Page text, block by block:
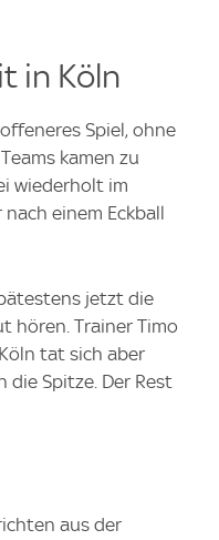
in Köln
Spiel, ohne
kamen zu
wiederholt im
einem Eckball
jetzt die
hören. Trainer Timo
tat sich aber
die Spitze. Der Rest
aus der